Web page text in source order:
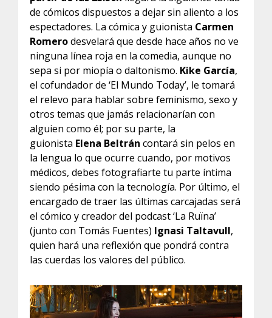
de cómicos dispuestos a dejar sin aliento a los
espectadores. La cómica y guionista Carmen
Romerodesvelará que desde hace años no ve
ninguna línea roja en la comedia, aunque no
sepa si por miopía o daltonismo. Kike García,
el cofundador de ‘El Mundo Today’, le tomará
el relevo para hablar sobre feminismo, sexo y
otros temas que jamás relacionarían con
alguien como él; por su parte, la
guionista Elena Beltrán contará sin pelos en
la lengua lo que ocurre cuando, por motivos
médicos, debes fotografiarte tu parte íntima
siendo pésima con la tecnología. Por último, el
encargado de traer las últimas carcajadas será
el cómico y creador del podcast ‘La Ruïna’
(junto con Tomás Fuentes) Ignasi Taltavull,
quien hará una reflexión que pondrá contra
las cuerdas los valores del público.